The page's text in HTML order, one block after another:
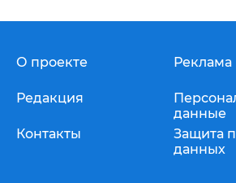
О проекте
Редакция
Контакты
Реклама
данные
Защита
данных